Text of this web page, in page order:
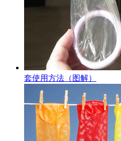
套使用方法（图解）